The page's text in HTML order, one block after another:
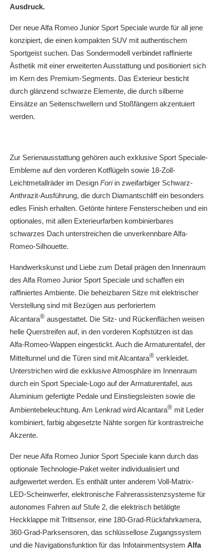
Ausdruck.
Der neue Alfa Romeo Junior Sport Speciale wurde für all jene
konzipiert, die einen kompakten SUV mit authentischem
Sportgeist suchen. Das Sondermodell verbindet raffinierte
Ästhetik mit einer erweiterten Ausstattung und positioniert sich
im Kern des Premium-Segments. Das Exterieur besticht
durch glänzend schwarze Elemente, die durch silberne
Einsätze an Seitenschwellern und Stoßfängern akzentuiert
werden.
Zur Serienausstattung gehören auch exklusive Sport Speciale-
Embleme auf den vorderen Kotflügeln sowie 18-Zoll-
Leichtmetallräder im Design Foriin zweifarbiger Schwarz-
Anthrazit-Ausführung, die durch Diamantschliff ein besonders
edles Finish erhalten. Getönte hintere Fensterscheiben und ein
optionales, mit allen Exterieurfarben kombinierbares
schwarzes Dach unterstreichen die unverkennbare Alfa-
Romeo-Silhouette.
Handwerkskunst und Liebe zum Detail prägen den Innenraum
des Alfa Romeo Junior Sport Speciale und schaffen ein
raffiniertes Ambiente. Die beheizbaren Sitze mit elektrischer
Verstellung sind mit Bezügen aus perforiertem
Alcantara® ausgestattet. Die Sitz- und Rückenflächen weisen
helle Querstreifen auf, in den vorderen Kopfstützen ist das
Alfa-Romeo-Wappen eingestickt. Auch die Armaturentafel, der
Mitteltunnel und die Türen sind mit Alcantara® verkleidet.
Unterstrichen wird die exklusive Atmosphäre im Innenraum
durch ein Sport Speciale-Logo auf der Armaturentafel, aus
Aluminium gefertigte Pedale und Einstiegsleisten sowie die
Ambientebeleuchtung. Am Lenkrad wird Alcantara® mit Leder
kombiniert, farbig abgesetzte Nähte sorgen für kontrastreiche
Akzente.
Der neue Alfa Romeo Junior Sport Speciale kann durch das
optionale Technologie-Paket weiter individualisiert und
aufgewertet werden. Es enthält unter anderem Voll-Matrix-
LED-Scheinwerfer, elektronische Fahrerassistenzsysteme für
autonomes Fahren auf Stufe 2, die elektrisch betätigte
Heckklappe mit Trittsensor, eine 180-Grad-Rückfahrkamera,
360-Grad-Parksensoren, das schlüssellose Zugangssystem
und die Navigationsfunktion für das Infotainmentsystem Alfa